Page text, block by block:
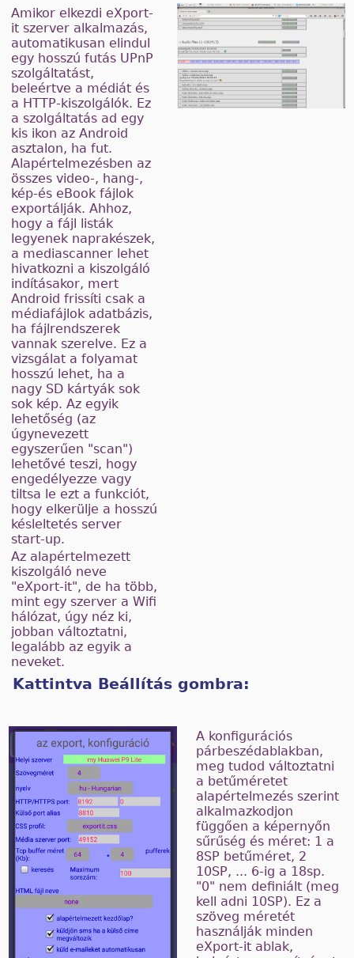
Amikor elkezdi eXport-
it szerver alkalmazás,
automatikusan elindul
egy hosszú futás UPnP
szolgáltatást,
beleértve a médiát és
a HTTP-kiszolgálók. Ez
a szolgáltatás ad egy
kis ikon az Android
asztalon, ha fut.
Alapértelmezésben az
összes video-, hang-,
kép-és eBook fájlok
exportálják. Ahhoz,
hogy a fájl listák
legyenek naprakészek,
a mediascanner lehet
hivatkozni a kiszolgáló
indításakor, mert
Android frissíti csak a
médiafájlok adatbázis,
ha fájlrendszerek
vannak szerelve. Ez a
vizsgálat a folyamat
hosszú lehet, ha a
nagy SD kártyák sok
sok kép. Az egyik
lehetőség (az
úgynevezett
egyszerűen "scan")
lehetővé teszi, hogy
engedélyezze vagy
tiltsa le ezt a funkciót,
hogy elkerülje a hosszú
késleltetés server
start-up.
Az alapértelmezett
kiszolgáló neve
"eXport-it", de ha több,
mint egy szerver a Wifi
hálózat, úgy néz ki,
jobban változtatni,
legalább az egyik a
neveket.
Kattintva Beállítás gombra:
A konfigurációs
párbeszédablakban,
meg tudod változtatni
a betűméretet
alapértelmezés szerint
alkalmazkodjon
függően a képernyőn
sűrűség és méret: 1 a
8SP betűméret, 2
10SP, ... 6-ig a 18sp.
"0" nem definiált (meg
kell adni 10SP). Ez a
szöveg méretét
használják minden
eXport-it ablak,